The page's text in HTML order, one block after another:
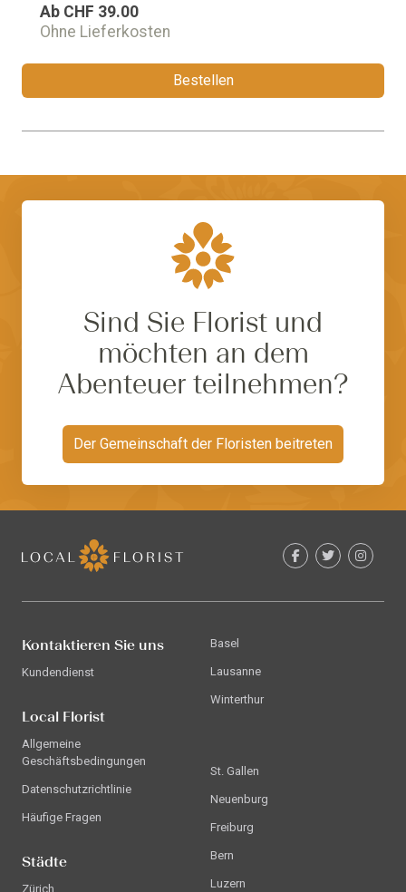
Ab CHF 39.00
Ohne Lieferkosten
Bestellen
Sind Sie Florist und
möchten an dem
Abenteuer teilnehmen?
Der Gemeinschaft der Floristen beitreten
Kontaktieren Sie uns
Kundendienst
Local Florist
Allgemeine
Geschäftsbedingungen
Datenschutzrichtlinie
Häufige Fragen
Städte
Zürich
Basel
Lausanne
Winterthur
St. Gallen
Neuenburg
Freiburg
Bern
Luzern